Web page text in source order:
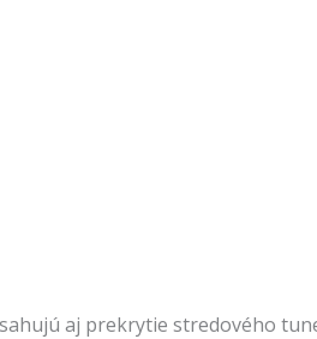
aj prekrytie stredového